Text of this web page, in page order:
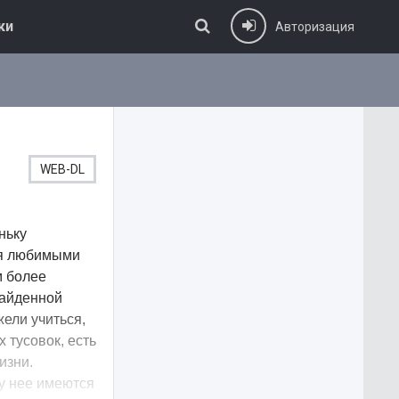
Авторизация
WEB-DL
любимыми
более
учиться,
тусовок, есть
нее имеются